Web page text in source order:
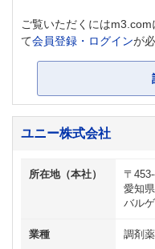
ご覧いただくには
て会員登録・ログインが
ユニー株式会社
所在地（本社）
〒
愛知
バル
業種 調剤